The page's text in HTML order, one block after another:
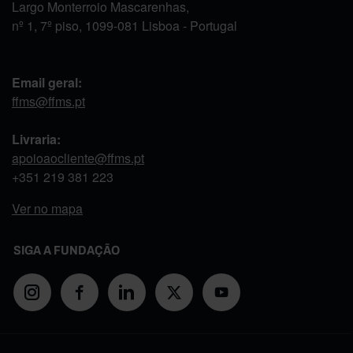
Largo Monterroio Mascarenhas,
nº 1, 7º piso, 1099-081 Lisboa - Portugal
Email geral:
ffms@ffms.pt
Livraria:
apoioaocliente@ffms.pt
+351 219 381 223
Ver no mapa
SIGA A FUNDAÇÃO